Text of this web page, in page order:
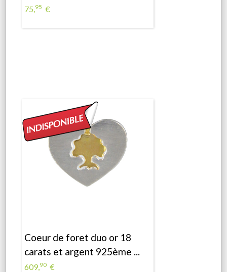
75, 95 €
Coeur de foret duo or 18
carats et argent 925ème ...
609, 90 €